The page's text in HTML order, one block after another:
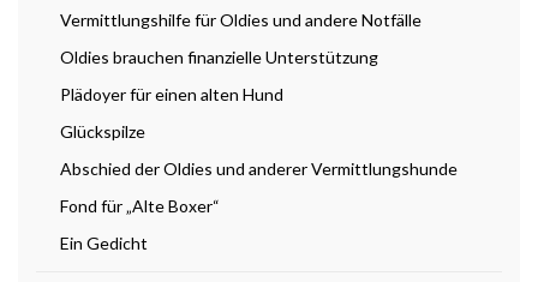
Vermittlungshilfe für Oldies und andere Notfälle
Oldies brauchen finanzielle Unterstützung
Plädoyer für einen alten Hund
Glückspilze
Abschied der Oldies und anderer Vermittlungshunde
Fond für „Alte Boxer“
Ein Gedicht